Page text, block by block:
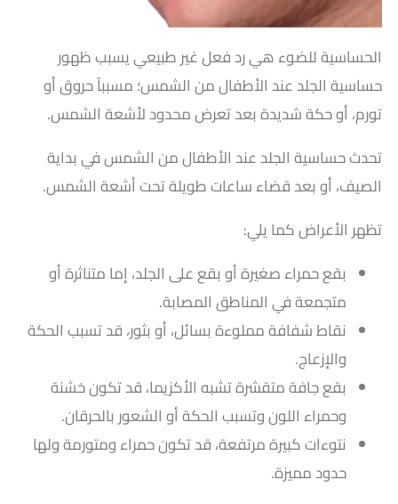
الحساسية للضوء هي رد فعل غير طبيعي يسبب ظهور
حساسية الجلد عند الأطفال من الشمس؛ مسبباً حروق أو
تورم، أو حكة شديدة بعد تعرض محدود لأشعة الشمس.
تحدث حساسية الجلد عند الأطفال من الشمس في بداية
الصيف، أو بعد قضاء ساعات طويلة تحت أشعة الشمس.
تظهر الأعراض كما يلي:
بقع حمراء صغيرة أو بقع على الجلد، إما متناثرة أو
متجمعة في المناطق المصابة.
نقاط شفافة مملوءة بسائل، أو بثور، قد تسبب الحكة
والإزعاج.
بقع جافة متقشرة تشبه الأكزيما، قد تكون خشنة
وحمراء اللون وتسبب الحكة أو الشعور بالحرقان.
نتوءات كبيرة مرتفعة، قد تكون حمراء ومتورمة ولها
حدود مميزة.